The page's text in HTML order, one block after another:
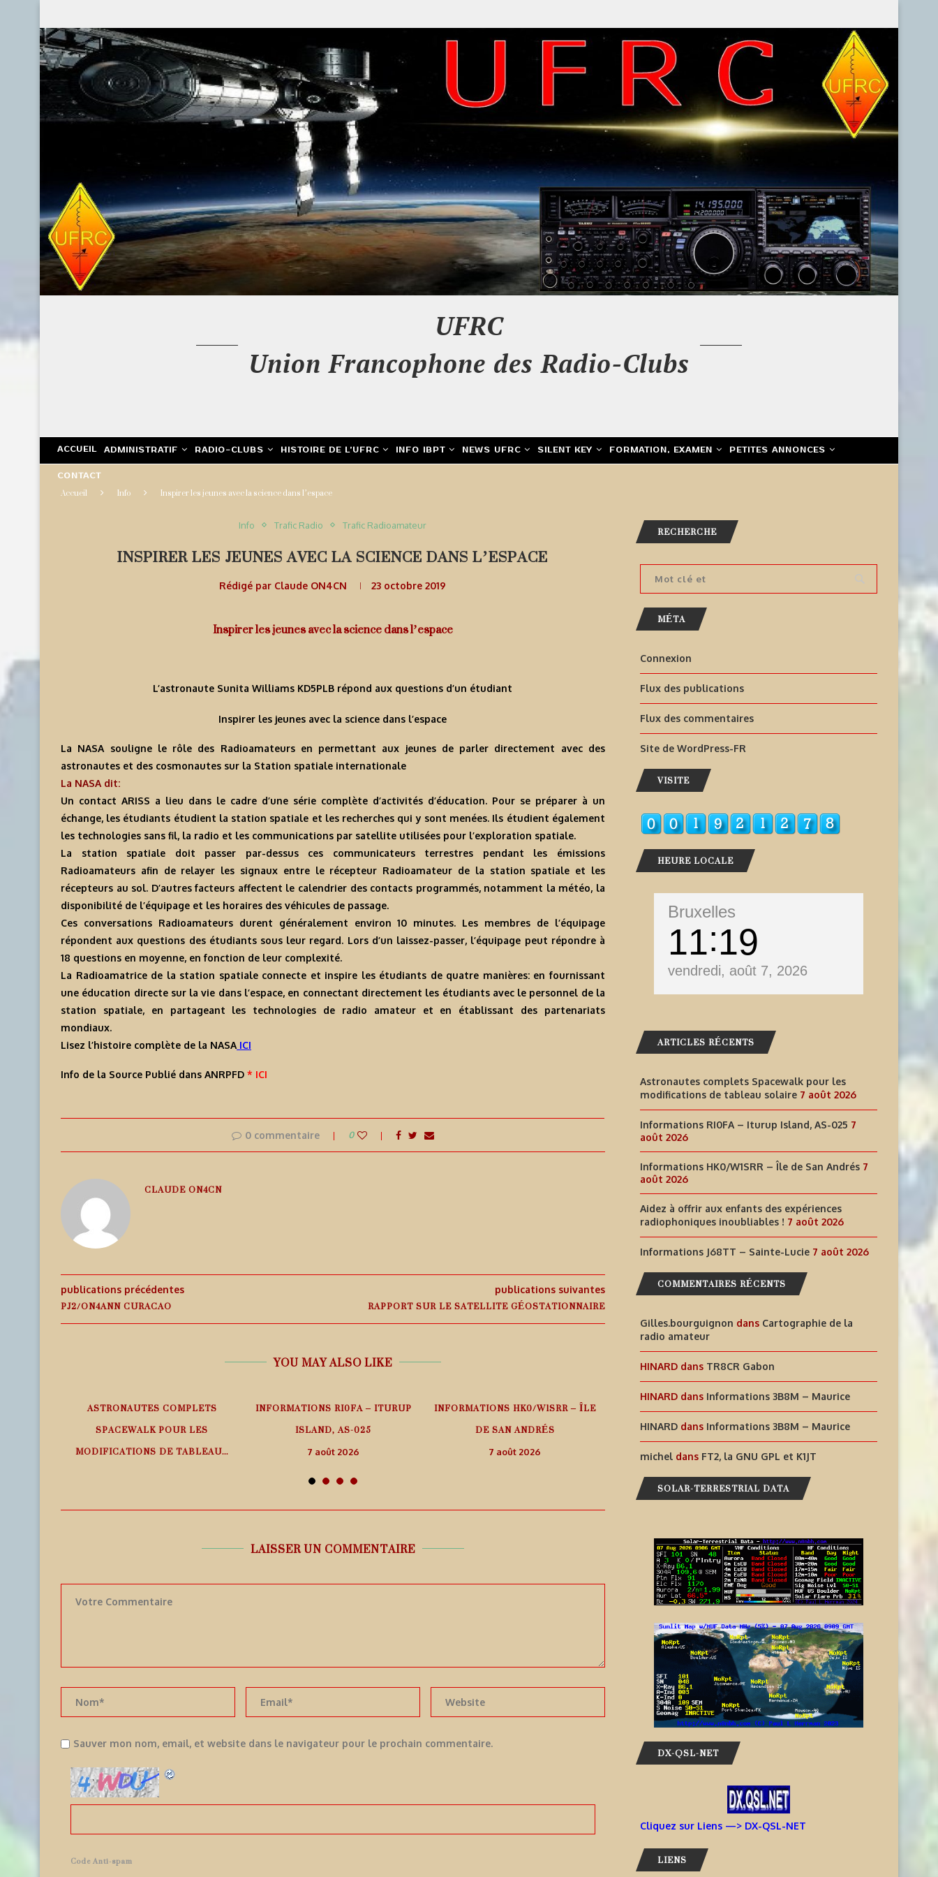
UFRC
Union Francophone des Radio-Clubs
ACCUEIL ADMINISTRATIF RADIO-CLUBS HISTOIRE DE L’UFRC INFO IBPT NEWS UFRC SILENT KEY FORMATION, EXAMEN PETITES ANNONCES
CONTACT
Accueil Info Inspirer les jeunes avec la science dans l’espace
Info Trafic Radio Trafic Radioamateur
INSPIRER LES JEUNES AVEC LA SCIENCE DANS L’ESPACE
Rédigé par Claude ON4CN 23 octobre 2019
Inspirer les jeunes avec la science dans l’espace
L’astronaute Sunita Williams KD5PLB répond aux questions d’un étudiant
Inspirer les jeunes avec la science dans l’espace
La NASA souligne le rôle des Radioamateurs en permettant aux jeunes de parler directement avec des
astronautes et des cosmonautes sur la Station spatiale internationale
La NASA dit:
Un contact ARISS a lieu dans le cadre d’une série complète d’activités d’éducation. Pour se préparer à un
échange, les étudiants étudient la station spatiale et les recherches qui y sont menées. Ils étudient également
les technologies sans fil, la radio et les communications par satellite utilisées pour l’exploration spatiale.
La station spatiale doit passer par-dessus ces communicateurs terrestres pendant les émissions
Radioamateurs afin de relayer les signaux entre le récepteur Radioamateur de la station spatiale et les
récepteurs au sol. D’autres facteurs affectent le calendrier des contacts programmés, notamment la météo, la
disponibilité de l’équipage et les horaires des véhicules de passage.
Ces conversations Radioamateurs durent généralement environ 10 minutes. Les membres de l’équipage
répondent aux questions des étudiants sous leur regard. Lors d’un laissez-passer, l’équipage peut répondre à
18 questions en moyenne, en fonction de leur complexité.
La Radioamatrice de la station spatiale connecte et inspire les étudiants de quatre manières: en fournissant
une éducation directe sur la vie dans l’espace, en connectant directement les étudiants avec le personnel de la
station spatiale, en partageant les technologies de radio amateur et en établissant des partenariats
mondiaux.
Lisez l’histoire complète de la NASA ICI
Info de la Source Publié dans ANRPFD * ICI
0 commentaire 0
CLAUDE ON4CN
publications précédentes
PJ2/ON4ANN CURACAO
publications suivantes
RAPPORT SUR LE SATELLITE GÉOSTATIONNAIRE
YOU MAY ALSO LIKE
ASTRONAUTES COMPLETS
SPACEWALK POUR LES
MODIFICATIONS DE TABLEAU...
INFORMATIONS RI0FA – ITURUP
ISLAND, AS-025
7 août 2026
INFORMATIONS HK0/W1SRR – ÎLE
DE SAN ANDRÉS
7 août 2026
AIDEZ À OFFRIR AUX ENFANTS
DES EXPÉRIENCES
RADIOPHONIQUES...
INFORMATIONS J68TT –
LAISSER UN COMMENTAIRE
Sauver mon nom, email, et website dans le navigateur pour le prochain commentaire.
Code Anti-spam
RECHERCHE
MÉTA
Connexion
Flux des publications
Flux des commentaires
Site de WordPress-FR
VISITE
HEURE LOCALE
Bruxelles
11 19
vendredi, août 7, 2026
ARTICLES RÉCENTS
Astronautes complets Spacewalk pour les
modifications de tableau solaire 7 août 2026
Informations RI0FA – Iturup Island, AS-025 7
août 2026
Informations HK0/W1SRR – Île de San Andrés 7
août 2026
Aidez à offrir aux enfants des expériences
radiophoniques inoubliables ! 7 août 2026
Informations J68TT – Sainte-Lucie 7 août 2026
COMMENTAIRES RÉCENTS
Gilles.bourguignon dans Cartographie de la
radio amateur
HINARD dans TR8CR Gabon
HINARD dans Informations 3B8M – Maurice
HINARD dans Informations 3B8M – Maurice
michel dans FT2, la GNU GPL et K1JT
SOLAR-TERRESTRIAL DATA
DX-QSL-NET
Cliquez sur Liens —> DX-QSL-NET
LIENS